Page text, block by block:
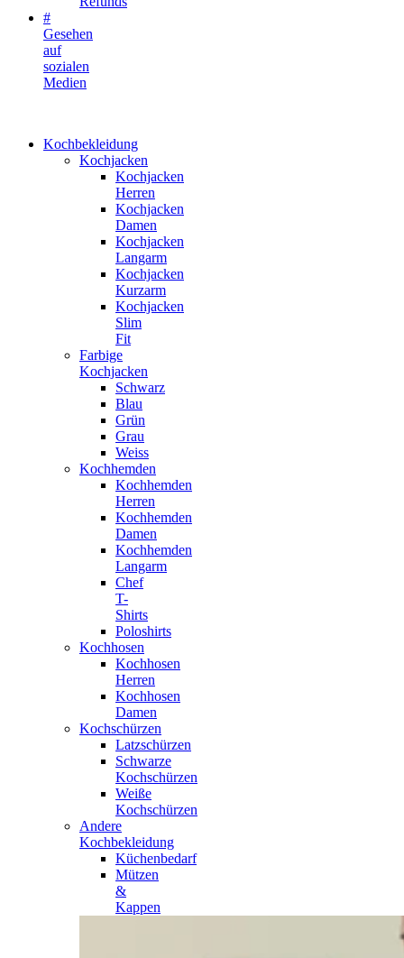
#
Gesehen
auf
sozialen
Medien
Kochbekleidung
Kochjacken
Kochjacken
Herren
Kochjacken
Damen
Kochjacken
Langarm
Kochjacken
Kurzarm
Kochjacken
Slim
Fit
Farbige
Kochjacken
Schwarz
Blau
Grün
Grau
Weiss
Kochhemden
Kochhemden
Herren
Kochhemden
Damen
Kochhemden
Langarm
Chef
T-
Shirts
Poloshirts
Kochhosen
Kochhosen
Herren
Kochhosen
Damen
Kochschürzen
Latzschürzen
Schwarze
Kochschürzen
Weiße
Kochschürzen
Andere
Kochbekleidung
Küchenbedarf
Mützen
&
Kappen